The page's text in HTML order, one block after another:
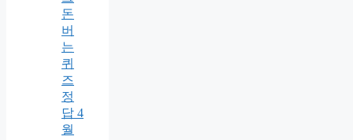
돈
버
는
퀴
즈
정
답 4
월